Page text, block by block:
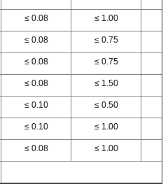
≤ 0.08 ≤ 1.00
≤ 0.08 ≤ 0.75
≤ 0.08 ≤ 0.75
≤ 0.08 ≤ 1.50
≤ 0.10 ≤ 0.50
≤ 0.10 ≤ 1.00
≤ 0.08 ≤ 1.00